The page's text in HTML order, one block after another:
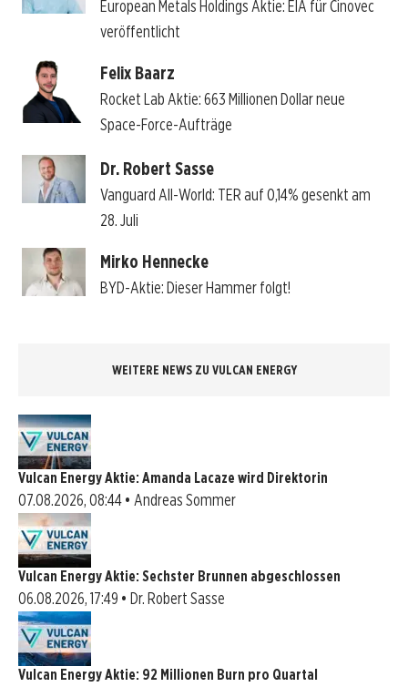
European Metals Holdings Aktie: EIA für Cinovec
veröffentlicht
Felix Baarz
Rocket Lab Aktie: 663 Millionen Dollar neue
Space-Force-Aufträge
Dr. Robert Sasse
Vanguard All-World: TER auf 0,14% gesenkt am
28. Juli
Mirko Hennecke
BYD-Aktie: Dieser Hammer folgt!
WEITERE NEWS ZU VULCAN ENERGY
Vulcan Energy Aktie: Amanda Lacaze wird Direktorin
07.08.2026, 08:44 • Andreas Sommer
Vulcan Energy Aktie: Sechster Brunnen abgeschlossen
06.08.2026, 17:49 • Dr. Robert Sasse
Vulcan Energy Aktie: 92 Millionen Burn pro Quartal